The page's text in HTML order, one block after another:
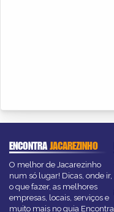
ENCONTRAJACAREZINHO
O melhor de Jacarezinho
num só lugar! Dicas, onde ir,
o que fazer, as melhores
empresas, locais, serviços e
muito mais no guia Encontra